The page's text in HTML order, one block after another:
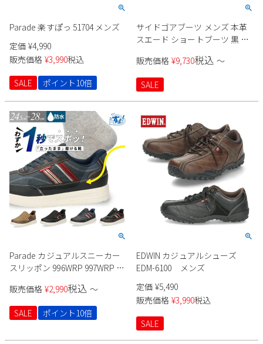
Parade
SKECHERS
moz
new balance
puma
ワークシューズ
ブーツ
ウェア
Parade
SKECHERS
GAP
EDWIN
フォーマル
ブーツ
Parade
SKECHERS
new balance
asics
瞬足
メンズSALE
キッズSALE
リュック
ボディバッグ
ハンドバッグ
ビジネスバッグ
トートバッグ
ショルダーバッグ
財布
すべての商品
ケア用品
雑貨
詳細検索
店舗一覧
ご利用ガイド
会員サービス
お問い合わせ
メルマガ購買
営業日カレンダー
2026 年8月
Parade 楽すぽっ 51704 メンズ
定価 ¥4,990
販売価格 ¥3,990税込
SALE
ポイント10倍
サイドゴアブーツ メンズ 本革
スエード ショートブーツ 黒 カ
ラウン ベージュ ブラック レザ
ー ヒール 靴 冬 130
販売価格 ¥9,730税込 〜
SALE
Parade カジュアルスニーカー
スリッポン 996WRP 997WRP メ
販売価格 ¥2,990税込 〜
SALE ポイント10倍
EDWIN カジュアルシューズ
EDM-6100 メンズ
定価 ¥5,490
販売価格 ¥3,990税込
SALE